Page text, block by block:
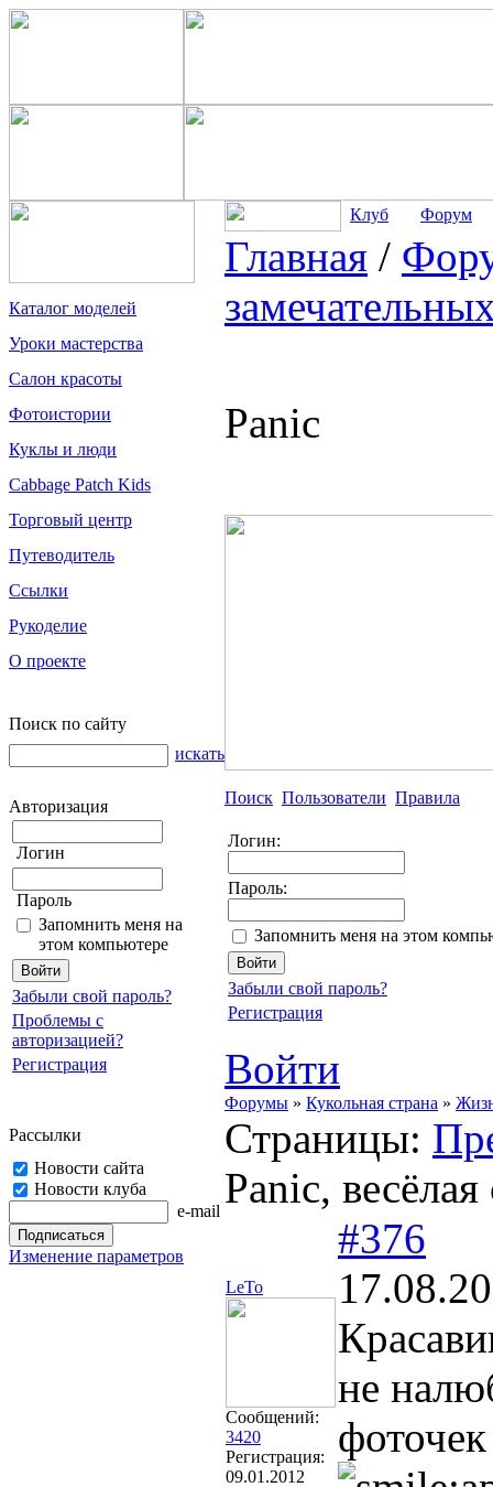
Каталог моделей
Уроки мастерства
Салон красоты
Фотоистории
Куклы и люди
Cabbage Patch Kids
Торговый центр
Путеводитель
Ссылки
Рукоделие
О проекте
Поиск по сайту
искать
Авторизация
Логин
Пароль
Запомнить меня на
этом компьютере
Забыли свой пароль?
Проблемы с
авторизацией?
Регистрация
Рассылки
Новости сайта
Новости клуба
e-mail
Изменение параметров
Клуб Форум
Главная /
Panic
Поиск Пользователи Правила
Логин:
Пароль:
Запомнить меня на этом
Забыли свой пароль?
Регистрация
Войти
Форумы » Кукольная страна »
Страницы:
Panic,
LeTo
Сообщений:
3420
Регистрация:
09.01.2012
#376
не